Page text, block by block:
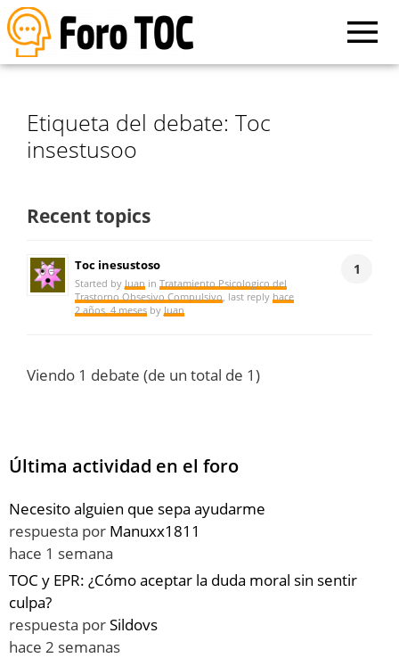
Etiqueta del debate: Toc
insestusoo
Recent topics
Toc inesustoso
Started by Juan inTratamiento Psicologico del
Trastorno Obsesivo Compulsivo , last reply hace
2 años, 4 meses by Juan
1
Viendo 1 debate (de un total de 1)
Última actividad en el foro
Necesito alguien que sepa ayudarme
respuesta por Manuxx1811
hace 1 semana
TOC y EPR: ¿Cómo aceptar la duda moral sin sentir
culpa?
respuesta porSildovs
hace 2 semanas